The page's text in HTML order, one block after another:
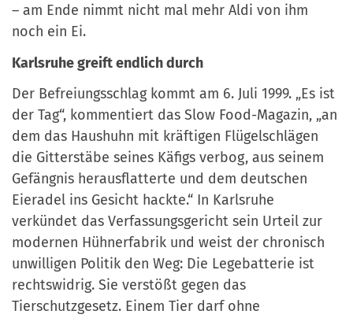
– am Ende nimmt nicht mal mehr Aldi von ihm
noch ein Ei.
Karlsruhe greift endlich durch
Der Befreiungsschlag kommt am 6. Juli 1999. „Es ist
der Tag“, kommentiert das Slow Food-Magazin, „an
dem das Haushuhn mit kräftigen Flügelschlägen
die Gitterstäbe seines Käfigs verbog, aus seinem
Gefängnis herausflatterte und dem deutschen
Eieradel ins Gesicht hackte.“ In Karlsruhe
verkündet das Verfassungsgericht sein Urteil zur
modernen Hühnerfabrik und weist der chronisch
unwilligen Politik den Weg: Die Legebatterie ist
rechtswidrig. Sie verstößt gegen das
Tierschutzgesetz. Einem Tier darf ohne